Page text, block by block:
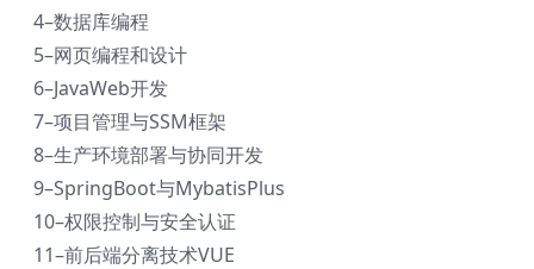
4–数据库编程
5–网页编程和设计
6–JavaWeb开发
7–项目管理与SSM框架
8–生产环境部署与协同开发
9–SpringBoot与MybatisPlus
10–权限控制与安全认证
11–前后端分离技术VUE